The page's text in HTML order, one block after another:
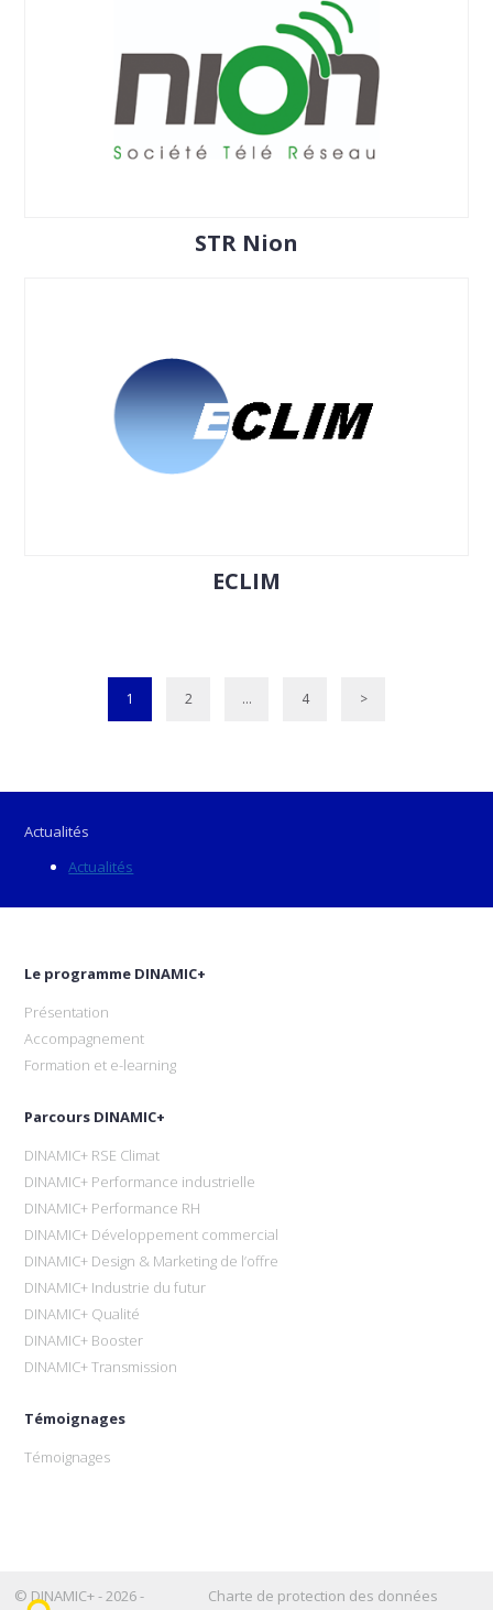
STR Nion
ECLIM
1 2 … 4 >
Actualités
Actualités
Le programme DINAMIC+
Présentation
Accompagnement
Formation et e-learning
Parcours DINAMIC+
DINAMIC+ RSE Climat
DINAMIC+ Performance industrielle
DINAMIC+ Performance RH
DINAMIC+ Développement commercial
DINAMIC+ Design & Marketing de l’offre
DINAMIC+ Industrie du futur
DINAMIC+ Qualité
DINAMIC+ Booster
DINAMIC+ Transmission
Témoignages
Témoignages
© DINAMIC+ - 2026 -
Charte de protection des données